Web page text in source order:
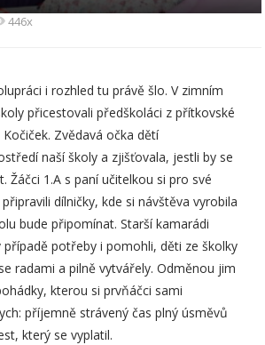
446x
i rozhled tu právě šlo. V zimním
přicestovali předškoláci z přítkovské
Zvědavá očka dětí
naší školy a zjišťovala, jestli by se
Žáčci 1.A s paní učitelkou si pro své
dílničky, kde si návštěva vyrobila
bude připomínat. Starší kamarádi
případě potřeby i pomohli, děti ze školky
radami a pilně vytvářely. Odměnou jim
kterou si prvňáčci sami
příjemně strávený čas plný úsměvů
který se vyplatil.